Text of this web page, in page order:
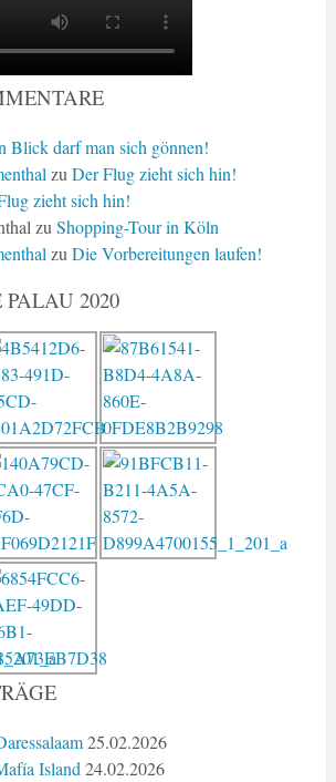
Blick darf man sich gönnen!
zu Der Flug zieht sich hin!
zieht sich hin!
zu Shopping-Tour in Köln
zu Die Vorbereitungen laufen!
2020
25.02.2026
Island 24.02.2026